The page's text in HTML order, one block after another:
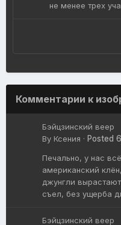
не менее трех
Комментарии к
Бэйцзинский веер
By Ксения · Posted
Печально, у нас
американский
джунгли
съел, без ущерба
Бэйцзинский веер